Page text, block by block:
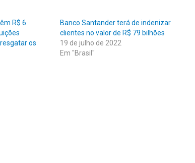
R$ 6
os
Banco Santander terá de indenizar
clientes no valor de R$ 79 bilhões
19 de julho de 2022
Em "Brasil"